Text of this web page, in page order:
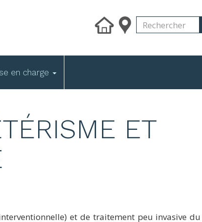
Search
Rechercher
en charge
ET
et de traitement peu invasive